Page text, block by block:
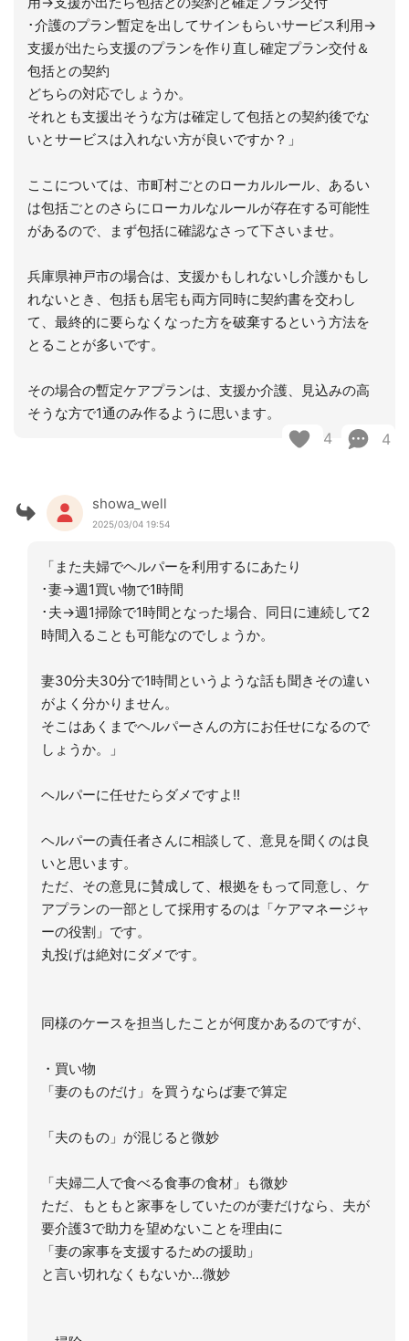
･介護のプラン暫定を出してサインもらいサービス利用→
支援が出たら支援のプランを作り直し確定プラン交付＆
包括との契約
どちらの対応でしょうか。
それとも支援出そうな方は確定して包括との契約後でな
いとサービスは入れない方が良いですか？」
ここについては、市町村ごとのローカルルール、あるい
は包括ごとのさらにローカルなルールが存在する可能性
があるので、まず包括に確認なさって下さいませ。
兵庫県神戸市の場合は、支援かもしれないし介護かもし
れないとき、包括も居宅も両方同時に契約書を交わし
て、最終的に要らなくなった方を破棄するという方法を
とることが多いです。
その場合の暫定ケアプランは、支援か介護、見込みの高
そうな方で1通のみ作るように思います。
4 4
showa_well
2025/03/04 19:54
「また夫婦でヘルパーを利用するにあたり
･妻→週1買い物で1時間
･夫→週1掃除で1時間となった場合、同日に連続して2
時間入ることも可能なのでしょうか。
妻30分夫30分で1時間というような話も聞きその違い
がよく分かりません。
そこはあくまでヘルパーさんの方にお任せになるので
しょうか。」
ヘルパーに任せたらダメですよ!!
ヘルパーの責任者さんに相談して、意見を聞くのは良
いと思います。
ただ、その意見に賛成して、根拠をもって同意し、ケ
アプランの一部として採用するのは「ケアマネージャ
ーの役割」です。
丸投げは絶対にダメです。
同様のケースを担当したことが何度かあるのですが、
・買い物
「妻のものだけ」を買うならば妻で算定
「夫のもの」が混じると微妙
「夫婦二人で食べる食事の食材」も微妙
ただ、もともと家事をしていたのが妻だけなら、夫が
要介護3で助力を望めないことを理由に
「妻の家事を支援するための援助」
と言い切れなくもないか…微妙